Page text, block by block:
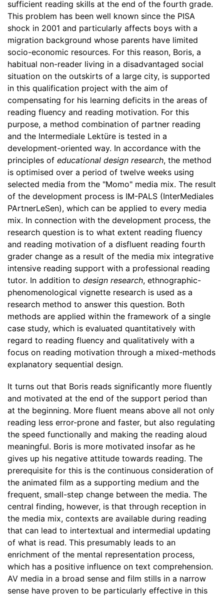
sufficient reading skills at the end of the fourth grade.
This problem has been well known since the PISA
shock in 2001 and particularly affects boys with a
migration background whose parents have limited
socio-economic resources. For this reason, Boris, a
habitual non-reader living in a disadvantaged social
situation on the outskirts of a large city, is supported
in this qualification project with the aim of
compensating for his learning deficits in the areas of
reading fluency and reading motivation. For this
purpose, a method combination of partner reading
and the Intermediale Lektüre is tested in a
development-oriented way. In accordance with the
principles of educational design research, the method
is optimised over a period of twelve weeks using
selected media from the "Momo" media mix. The result
of the development process is IM-PALS (InterMediales
PArtnerLeSen), which can be applied to every media
mix. In connection with the development process, the
research question is to what extent reading fluency
and reading motivation of a disfluent reading fourth
grader change as a result of the media mix integrative
intensive reading support with a professional reading
tutor. In addition to design research, ethnographic-
phenomenological vignette research is used as a
research method to answer this question. Both
methods are applied within the framework of a single
case study, which is evaluated quantitatively with
regard to reading fluency and qualitatively with a
focus on reading motivation through a mixed-methods
explanatory sequential design.
It turns out that Boris reads significantly more fluently
and motivated at the end of the support period than
at the beginning. More fluent means above all not only
reading less error-prone and faster, but also regulating
the speed functionally and making the reading aloud
meaningful. Boris is more motivated insofar as he
gives up his negative attitude towards reading. The
prerequisite for this is the continuous consideration of
the animated film as a supporting medium and the
frequent, small-step change between the media. The
central finding, however, is that through reception in
the media mix, contexts are available during reading
that can lead to intertextual and intermedial updating
of what is read. This presumably leads to an
enrichment of the mental representation process,
which has a positive influence on text comprehension.
AV media in a broad sense and film stills in a narrow
sense have proven to be particularly effective in this